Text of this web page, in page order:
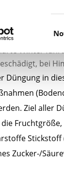
Winter
bei
Düngung in
Ziel aller
Stickstoff
Zucker-/